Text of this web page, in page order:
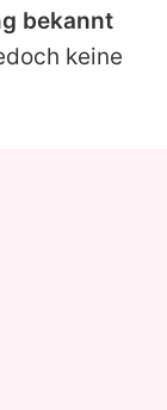
bekannt
keine